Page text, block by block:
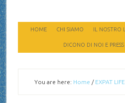
HOME CHI SIAMO IL NOSTRO
DICONO DI NOI E PRESS
You are here: Home / EXPAT LIFE